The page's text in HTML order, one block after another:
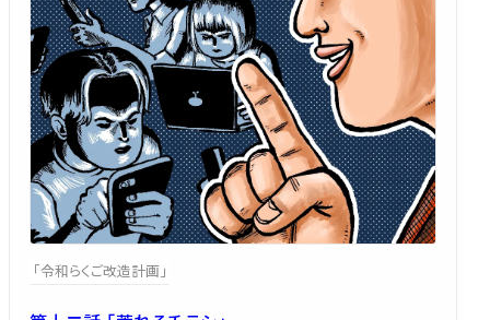
「令和らくご改造計画」